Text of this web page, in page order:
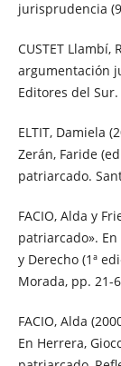
jurisprudencia
CUSTET Llambí,
argumentación
Editores del Sur.
ELTIT, Damiela
Zerán, Faride
patriarcado.
FACIO, Alda y
patriarcado». En
y Derecho (1ª
Morada, pp. 21-
FACIO, Alda
En Herrera,